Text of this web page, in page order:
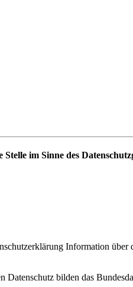
im Sinne des
Information
Datenschutz bilden das